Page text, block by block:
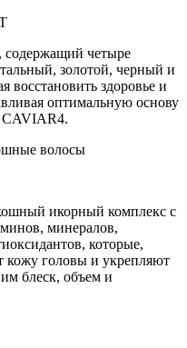
четыре
золотой, черный и
восстановить здоровье и
оптимальную основу
CAVIAR4.
волосы
икорный комплекс с
минералов,
которые,
кожу головы и укрепляют
блеск, объем и